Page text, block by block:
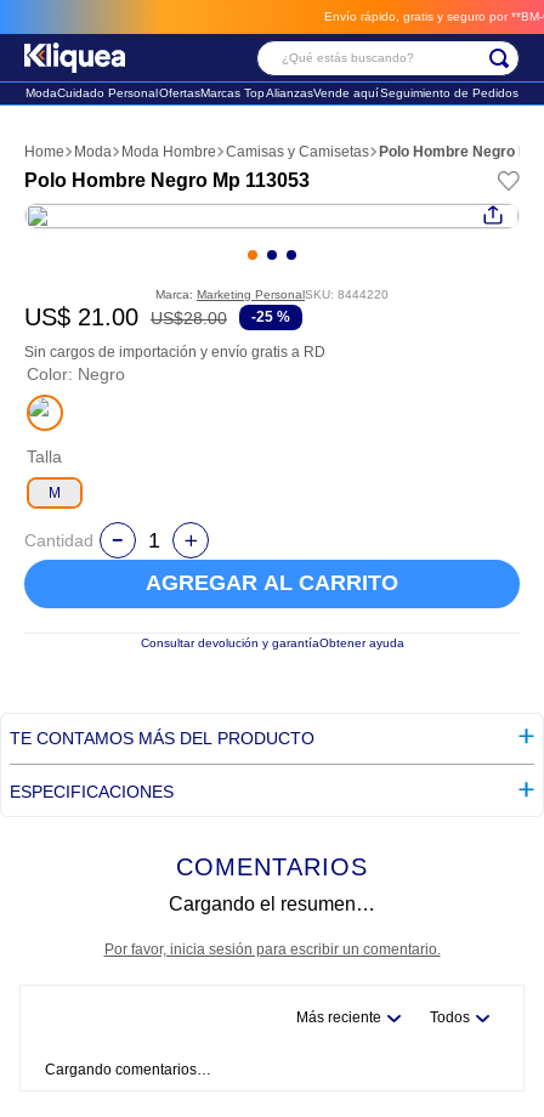
Envío rápido, gratis y seguro por **BM-
¿Qué estás buscando?
ModaCuidado PersonalOfertasMarcas TopAlianzasVende aquíSeguimiento de Pedidos
Moda Moda Hombre Camisas y Camisetas Polo Hombre Negro Mp
Polo Hombre Negro Mp 113053
Marca: Marketing PersonalSKU: 8444220
US$ 21.00 US$28.00 -25 %
Sin cargos de importación y envío gratis a RD
Color: Negro
Talla
M
Cantidad
AGREGAR AL CARRITO
Consultar devolución y garantíaObtener ayuda
TE CONTAMOS MÁS DEL PRODUCTO
ESPECIFICACIONES
COMENTARIOS
Cargando el resumen…
Por favor, inicia sesión para escribir un comentario.
Más reciente Todos
Cargando comentarios…
2. sandalia